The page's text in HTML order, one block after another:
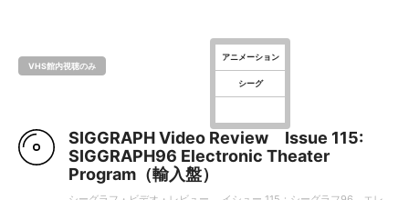
VHS館内視聴のみ
アニメーション
シーグ
SIGGRAPH Video Review Issue 115:
SIGGRAPH96 Electronic Theater
Program（輸入盤）